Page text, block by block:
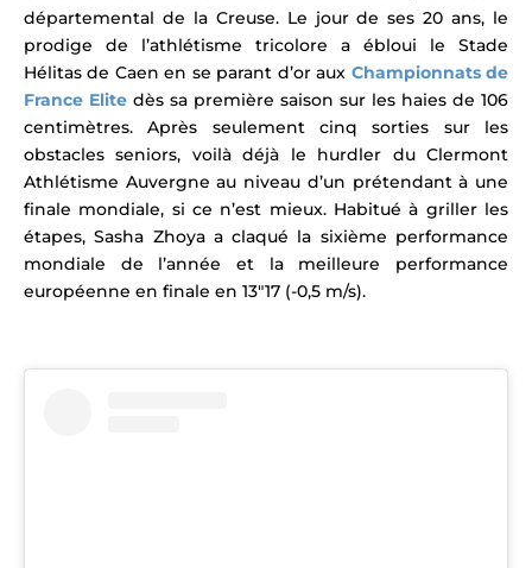
départemental de la Creuse. Le jour de ses 20 ans, le
prodige de l’athlétisme tricolore a ébloui le Stade
Hélitas de Caen en se parant d’or aux Championnats de
France Elite dès sa première saison sur les haies de 106
centimètres. Après seulement cinq sorties sur les
obstacles seniors, voilà déjà le hurdler du Clermont
Athlétisme Auvergne au niveau d’un prétendant à une
finale mondiale, si ce n’est mieux. Habitué à griller les
étapes, Sasha Zhoya a claqué la sixième performance
mondiale de l’année et la meilleure performance
européenne en finale en 13″17 (-0,5 m/s).